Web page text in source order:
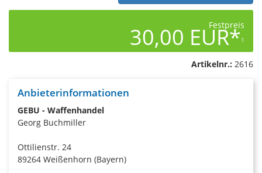
Festpreis
30,00 EUR*1
Artikelnr.: 2616
Anbieterinformationen
GEBU - Waffenhandel
Georg Buchmiller
Ottilienstr. 24
89264 Weißenhorn (Bayern)